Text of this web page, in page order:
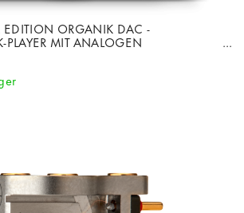
EDITION ORGANIK DAC -
PLAYER MIT ANALOGEN